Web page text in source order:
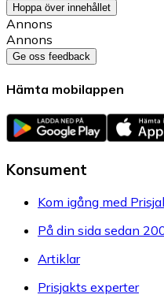
Hoppa över innehållet
Annons
Annons
Ge oss feedback
Hämta mobilappen
Konsument
Kom igång med
På din sida sedan
Artiklar
Prisjakts experter